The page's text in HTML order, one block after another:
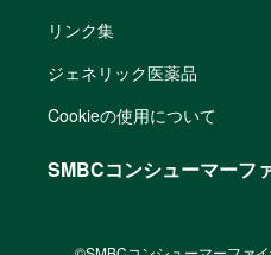
リンク集
ジェネリック医薬品
Cookieの使用について
SMBCコンシューマーフ